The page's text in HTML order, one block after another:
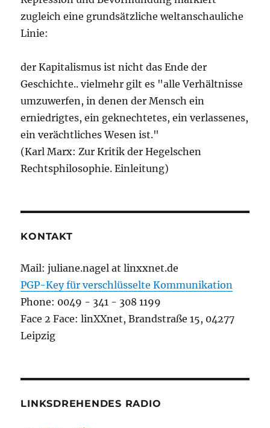
zugleich eine grundsätzliche weltanschauliche
Linie:
der Kapitalismus ist nicht das Ende der
Geschichte.. vielmehr gilt es "alle Verhältnisse
umzuwerfen, in denen der Mensch ein
erniedrigtes, ein geknechtetes, ein verlassenes,
ein verächtliches Wesen ist."
(Karl Marx: Zur Kritik der Hegelschen
Rechtsphilosophie. Einleitung)
KONTAKT
Mail: juliane.nagel at linxxnet.de
PGP-Key für verschlüsselte Kommunikation
Phone: 0049 - 341 - 308 1199
Face 2 Face: linXXnet, Brandstraße 15, 04277
Leipzig
LINKSDREHENDES RADIO